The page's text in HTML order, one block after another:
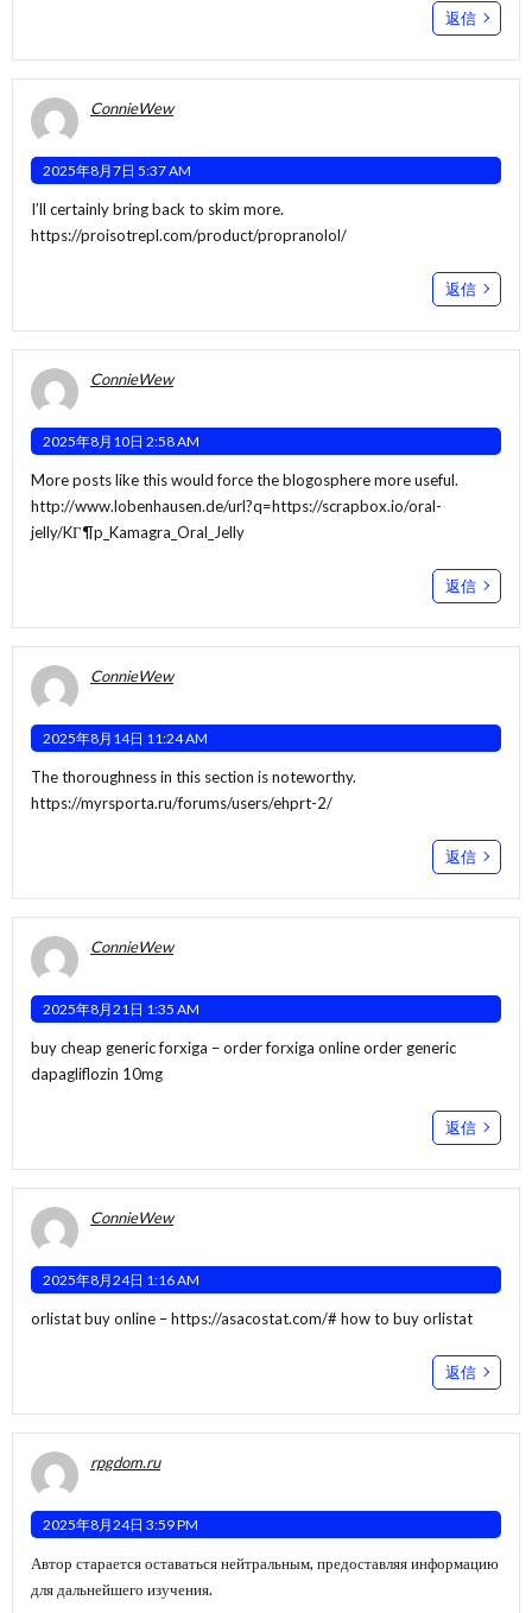
返信
ConnieWew
2025年8月7日 5:37 AM
I’ll certainly bring back to skim more.
https://proisotrepl.com/product/propranolol/
返信
ConnieWew
2025年8月10日 2:58 AM
More posts like this would force the blogosphere more useful.
http://www.lobenhausen.de/url?q=https://scrapbox.io/oral-
jelly/KГ¶p_Kamagra_Oral_Jelly
返信
ConnieWew
2025年8月14日 11:24 AM
The thoroughness in this section is noteworthy.
https://myrsporta.ru/forums/users/ehprt-2/
返信
ConnieWew
2025年8月21日 1:35 AM
buy cheap generic forxiga –order forxiga onlineorder generic
dapagliflozin 10mg
返信
ConnieWew
2025年8月24日 1:16 AM
orlistat buy online –https://asacostat.com/# how to buy orlistat
返信
rpgdom.ru
2025年8月24日 3:59 PM
Автор старается оставаться нейтральным, предоставляя информацию
для дальнейшего изучения.